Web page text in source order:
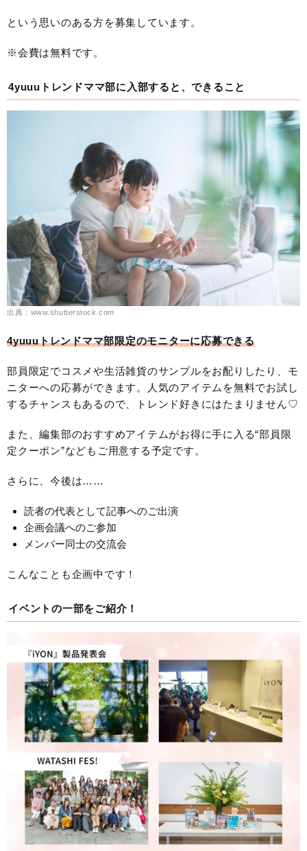
という思いのある方を募集しています。
※会費は無料です。
4yuuuトレンドママ部に入部すると、できること
出典：www.shutterstock.com
4yuuuトレンドママ部限定のモニターに応募できる
部員限定でコスメや生活雑貨のサンプルをお配りしたり、モ
ニターへの応募ができます。人気のアイテムを無料でお試し
するチャンスもあるので、トレンド好きにはたまりません♡
また、編集部のおすすめアイテムがお得に手に入る“部員限
定クーポン”などもご用意する予定です。
さらに、今後は……
読者の代表として記事へのご出演
企画会議へのご参加
メンバー同士の交流会
こんなことも企画中です！
イベントの一部をご紹介！